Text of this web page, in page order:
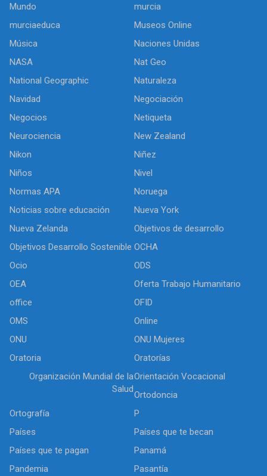
Mundo
murcia
murciaeduca
Museos Online
Música
Naciones Unidas
NASA
Nat Geo
National Geographic
Naturaleza
Navidad
Negociación
Negocios
Netiqueta
Neurociencia
New Zealand
Nikon
Niñez
Niños
Nivel
Normas APA
Noruega
Noticias sobre educación
Nueva York
Nueva Zelanda
Objetivos de desarrollo
Objetivos Desarrollo Sostenible OCHA
Ocio
ODS
OEA
Oferta Trabajo Humanitario
office
OFID
OMS
Online
ONU
ONU Mujeres
Oratoria
Oratorías
Organización Mundial de la
Salud
Orientación Vocacional
Ortodoncia
Ortografía
P
Países
Países que te becan
Países que te pagan
Panamá
Pandemia
Pasantía